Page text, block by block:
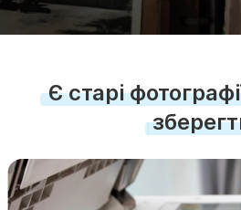
Є старі